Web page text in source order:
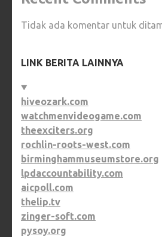
Tidak ada komentar untuk
LINK BERITA LAINNYA
hiveozark.com
watchmenvideogame.com
theexciters.org
rochlin-roots-west.com
birminghammuseumstore.org
lpdaccountability.com
aicpoll.com
thelip.tv
zinger-soft.com
pysoy.org